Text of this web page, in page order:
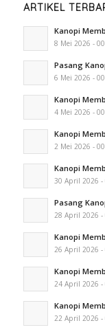
ARTIKEL
Kanopi
8 Mei 2026 -
Pasang
6 Mei 2026 -
Kanopi
4 Mei 2026 -
Kanopi
2 Mei 2026 -
Kanopi
30 April 2026 -
Pasang
28 April 2026 -
Kanopi
26 April 2026 -
Kanopi
24 April 2026 -
Kanopi
22 April 2026 -